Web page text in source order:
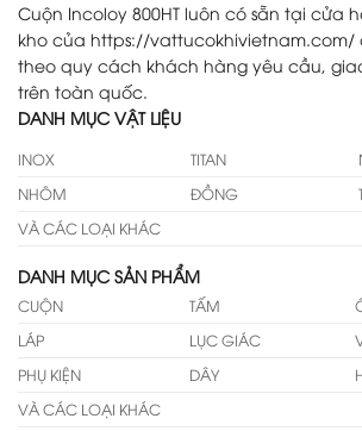
Cuộn Incoloy 800HT luôn có sẵn tại cửa
kho của https://vattucokhivietnam.com/
theo quy cách khách hàng yêu cầu,
trên toàn quốc.
DANH MỤC VẬT LIỆU
INOX TITAN
NHÔM
ĐỒNG
VÀ CÁC LOẠI KHÁC
DANH MỤC SẢN PHẨM
CUỘN TẤM
LÁP
LỤC GIÁC
PHỤ KIỆN
DÂY
VÀ CÁC LOẠI KHÁC